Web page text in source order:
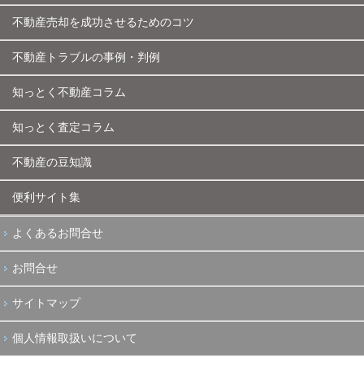
不動産売却を成功させるためのコツ
不動産トラブルの事例・判例
知っとく不動産コラム
知っとく査定コラム
不動産の豆知識
便利サイト集
よくあるお問合せ
お問合せ
サイトマップ
個人情報取扱いについて